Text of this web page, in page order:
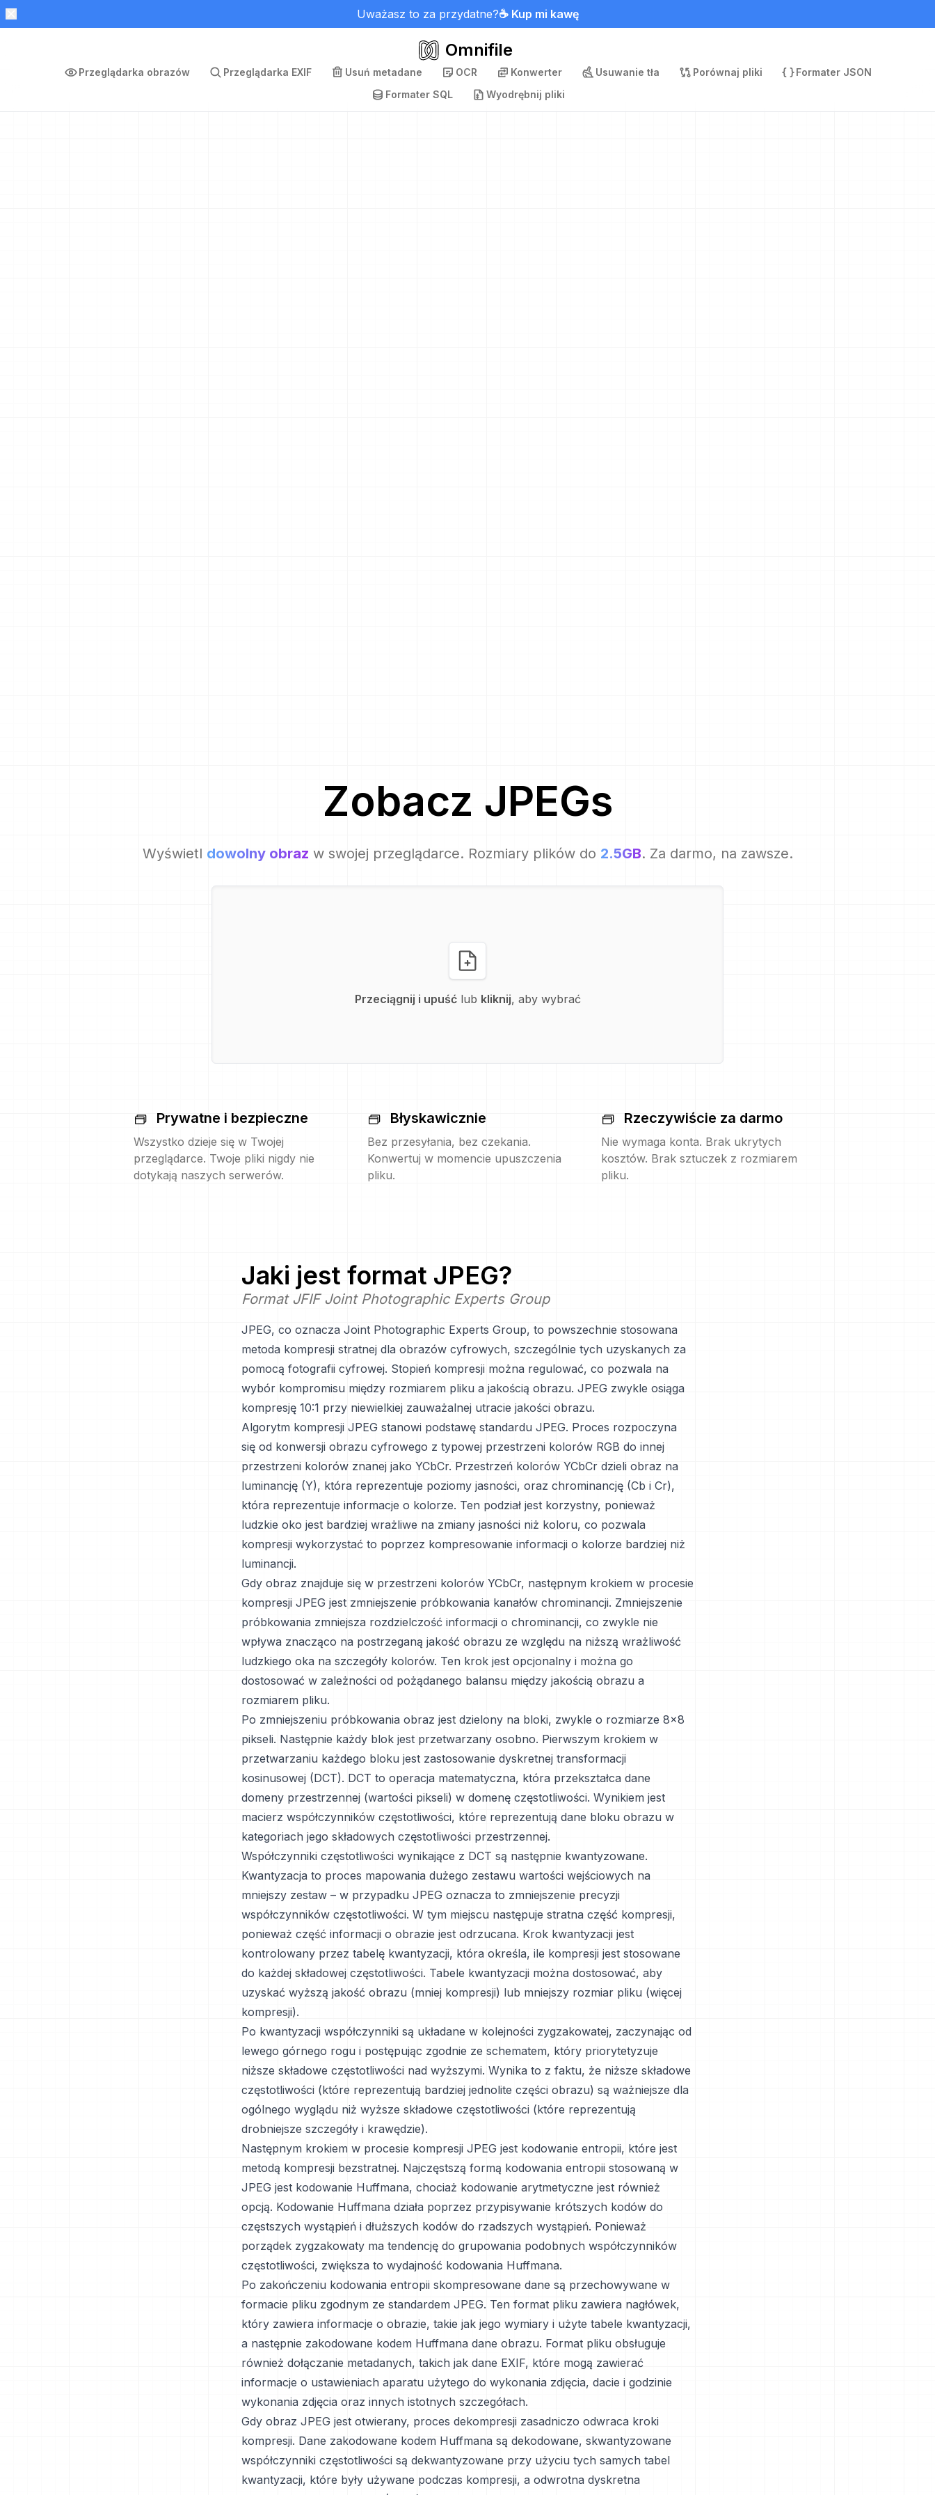
Uważasz to za przydatne?☕ Kup mi kawę
Omnifile
Przeglądarka obrazów Przeglądarka EXIF Usuń metadane OCR Konwerter Usuwanie tła Porównaj pliki
Formater JSON
Formater SQL
Wyodrębnij pliki
Zobacz JPEGs
Wyświetl dowolny obraz w swojej przeglądarce. Rozmiary plików do 2.5GB. Za darmo, na zawsze.
Przeciągnij i upuść lub kliknij, aby wybrać
Prywatne i bezpieczne
Wszystko dzieje się w Twojej
przeglądarce. Twoje pliki nigdy nie
dotykają naszych serwerów.
Błyskawicznie
Bez przesyłania, bez czekania.
Konwertuj w momencie upuszczenia
pliku.
Rzeczywiście za darmo
Nie wymaga konta. Brak ukrytych
kosztów. Brak sztuczek z rozmiarem
pliku.
Jaki jest format JPEG?
Format JFIF Joint Photographic Experts Group
JPEG, co oznacza Joint Photographic Experts Group, to powszechnie stosowana
metoda kompresji stratnej dla obrazów cyfrowych, szczególnie tych uzyskanych za
pomocą fotografii cyfrowej. Stopień kompresji można regulować, co pozwala na
wybór kompromisu między rozmiarem pliku a jakością obrazu. JPEG zwykle osiąga
kompresję 10:1 przy niewielkiej zauważalnej utracie jakości obrazu.
Algorytm kompresji JPEG stanowi podstawę standardu JPEG. Proces rozpoczyna
się od konwersji obrazu cyfrowego z typowej przestrzeni kolorów RGB do innej
przestrzeni kolorów znanej jako YCbCr. Przestrzeń kolorów YCbCr dzieli obraz na
luminancję (Y), która reprezentuje poziomy jasności, oraz chrominancję (Cb i Cr),
która reprezentuje informacje o kolorze. Ten podział jest korzystny, ponieważ
ludzkie oko jest bardziej wrażliwe na zmiany jasności niż koloru, co pozwala
kompresji wykorzystać to poprzez kompresowanie informacji o kolorze bardziej niż
luminancji.
Gdy obraz znajduje się w przestrzeni kolorów YCbCr, następnym krokiem w procesie
kompresji JPEG jest zmniejszenie próbkowania kanałów chrominancji. Zmniejszenie
próbkowania zmniejsza rozdzielczość informacji o chrominancji, co zwykle nie
wpływa znacząco na postrzeganą jakość obrazu ze względu na niższą wrażliwość
ludzkiego oka na szczegóły kolorów. Ten krok jest opcjonalny i można go
dostosować w zależności od pożądanego balansu między jakością obrazu a
rozmiarem pliku.
Po zmniejszeniu próbkowania obraz jest dzielony na bloki, zwykle o rozmiarze 8x8
pikseli. Następnie każdy blok jest przetwarzany osobno. Pierwszym krokiem w
przetwarzaniu każdego bloku jest zastosowanie dyskretnej transformacji
kosinusowej (DCT). DCT to operacja matematyczna, która przekształca dane
domeny przestrzennej (wartości pikseli) w domenę częstotliwości. Wynikiem jest
macierz współczynników częstotliwości, które reprezentują dane bloku obrazu w
kategoriach jego składowych częstotliwości przestrzennej.
Współczynniki częstotliwości wynikające z DCT są następnie kwantyzowane.
Kwantyzacja to proces mapowania dużego zestawu wartości wejściowych na
mniejszy zestaw – w przypadku JPEG oznacza to zmniejszenie precyzji
współczynników częstotliwości. W tym miejscu następuje stratna część kompresji,
ponieważ część informacji o obrazie jest odrzucana. Krok kwantyzacji jest
kontrolowany przez tabelę kwantyzacji, która określa, ile kompresji jest stosowane
do każdej składowej częstotliwości. Tabele kwantyzacji można dostosować, aby
uzyskać wyższą jakość obrazu (mniej kompresji) lub mniejszy rozmiar pliku (więcej
kompresji).
Po kwantyzacji współczynniki są układane w kolejności zygzakowatej, zaczynając od
lewego górnego rogu i postępując zgodnie ze schematem, który priorytetyzuje
niższe składowe częstotliwości nad wyższymi. Wynika to z faktu, że niższe składowe
częstotliwości (które reprezentują bardziej jednolite części obrazu) są ważniejsze dla
ogólnego wyglądu niż wyższe składowe częstotliwości (które reprezentują
drobniejsze szczegóły i krawędzie).
Następnym krokiem w procesie kompresji JPEG jest kodowanie entropii, które jest
metodą kompresji bezstratnej. Najczęstszą formą kodowania entropii stosowaną w
JPEG jest kodowanie Huffmana, chociaż kodowanie arytmetyczne jest również
opcją. Kodowanie Huffmana działa poprzez przypisywanie krótszych kodów do
częstszych wystąpień i dłuższych kodów do rzadszych wystąpień. Ponieważ
porządek zygzakowaty ma tendencję do grupowania podobnych współczynników
częstotliwości, zwiększa to wydajność kodowania Huffmana.
Po zakończeniu kodowania entropii skompresowane dane są przechowywane w
formacie pliku zgodnym ze standardem JPEG. Ten format pliku zawiera nagłówek,
który zawiera informacje o obrazie, takie jak jego wymiary i użyte tabele kwantyzacji,
a następnie zakodowane kodem Huffmana dane obrazu. Format pliku obsługuje
również dołączanie metadanych, takich jak dane EXIF, które mogą zawierać
informacje o ustawieniach aparatu użytego do wykonania zdjęcia, dacie i godzinie
wykonania zdjęcia oraz innych istotnych szczegółach.
Gdy obraz JPEG jest otwierany, proces dekompresji zasadniczo odwraca kroki
kompresji. Dane zakodowane kodem Huffmana są dekodowane, skwantyzowane
współczynniki częstotliwości są dekwantyzowane przy użyciu tych samych tabel
kwantyzacji, które były używane podczas kompresji, a odwrotna dyskretna